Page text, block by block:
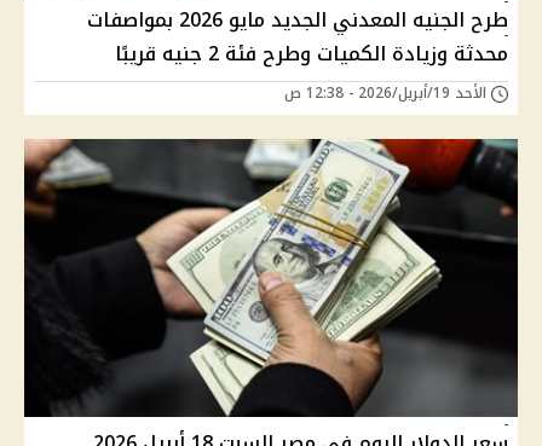
طرح الجنيه المعدني الجديد مايو 2026 بمواصفات
محدثة وزيادة الكميات وطرح فئة 2 جنيه قريبًا
الأحد 19/أبريل/2026 - 12:38 ص